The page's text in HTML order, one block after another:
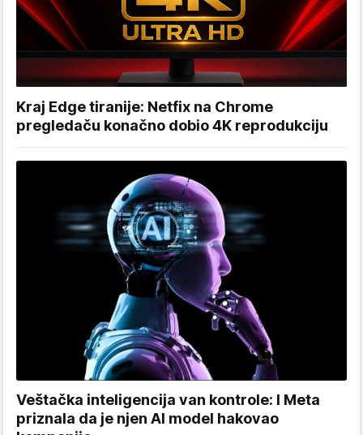
Kraj Edge tiranije: Netfix na Chrome
pregledaču konačno dobio 4K reprodukciju
Veštačka inteligencija van kontrole: I Meta
priznala da je njen AI model hakovao